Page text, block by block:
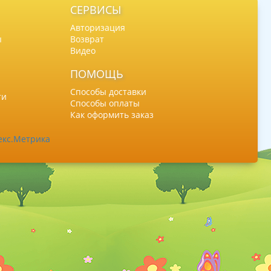
СЕРВИСЫ
Авторизация
Возврат
Видео
ПОМОЩЬ
Способы доставки
Способы оплаты
Как оформить заказ